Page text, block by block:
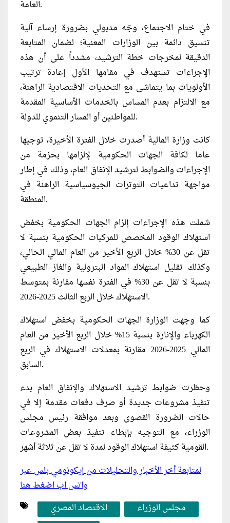
العامة.
في ختام الاجتماع، وجّه مدبولي بضرورة إرساء آلية
تنسيق دائمة بين الوزارات المعنية؛ لضمان المتابعة
الدقيقة لمخرجات خطة الترشيد، مشدداً على أن هذه
الإجراءات تستهدف في مقامها الأول إعادة ترتيب
الأولويات بما يتماشى مع التحديات الاقتصادية الراهنة،
مع الالتزام بعدم المساس بالخدمات الأساسية المقدمة
للمواطنين أو المسار التنموي للدولة.
كانت وزارة المالية أصدرت خلال الفترة الأخيرة، توجيها
عاما لكافة الجهات الحكومية لإلزامها بحزمة من
الإجراءات والضوابط لترشيد الإنفاق العام، وذلك في إطار
مواجهة تداعيات التوترات الجيوسياسية الراهنة في
المنطقة.
شملت هذه الإجراءات إلزام الجهات الحكومية بخفض
استهلاك الوقود المخصص للمركبات الحكومية بنسبة لا
تقل عن 30% خلال الربع الأخير من العام المالي الحالي،
وكذلك تقليل استهلاك المواد البترولية والغاز الطبيعي
بنسبة لا تقل عن 30% في الفترة نفسها مقارنة بمتوسط
الاستهلاك خلال الربع الثالث 2025-2026.
كما وجهت الوزارة الجهات الحكومية بخفض استهلاك
الكهرباء والإنارة بنسبة 15% خلال الربع الأخير من العام
المالي 2025-2026 مقارنة بمعدلات الاستهلاك في الربع
السابق.
وحظرت ضوابط ترشيد الاستهلاك والإنفاق العام بدء
تنفيذ مشروعات جديدة أو صرف دفعات مقدمة إلا في
حالات الضرورة القصوى وبعد موافقة رئيس مجلس
الوزراء، مع التوجيه بإبطاء تنفيذ بعض المشروعات
القومية كثيفة استهلاك الوقود لمدة لا تقل عن ثلاثة أشهر.
لمتابعة أخر الأخبار والتحليلات من إيكونومي بلس عبر
واتس اب اضغط هنا
الاقتصاد المصري
مجلس الوزراء